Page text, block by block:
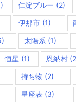
仁淀ブルー (2)
伊那市(1)
太陽系 (1)
恒星 (1) 恩納村
持ち物 (2)
星座表 (3)